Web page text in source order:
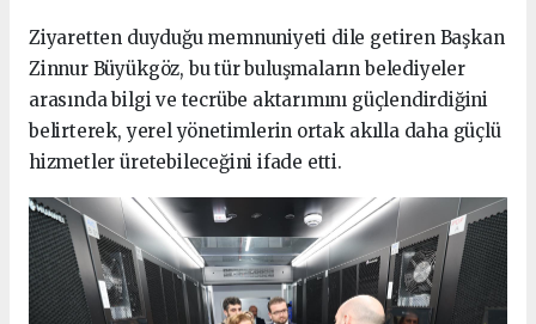
Ziyaretten duyduğu memnuniyeti dile getiren Başkan
Zinnur Büyükgöz, bu tür buluşmaların belediyeler
arasında bilgi ve tecrübe aktarımını güçlendirdiğini
belirterek, yerel yönetimlerin ortak akılla daha güçlü
hizmetler üretebileceğini ifade etti.